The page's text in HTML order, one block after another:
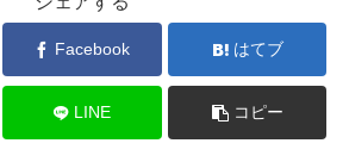
Facebook はてブ
LINE コピー